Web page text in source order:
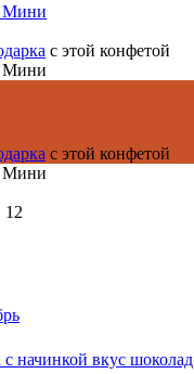
Мини
с этой конфетой
Мини
с этой конфетой
Мини
12
начинкой вкус шоколад